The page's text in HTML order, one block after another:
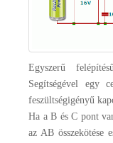
Egyszerű
Segítségével egy
feszültségigényű
Ha a B és C pont
az AB összekötése